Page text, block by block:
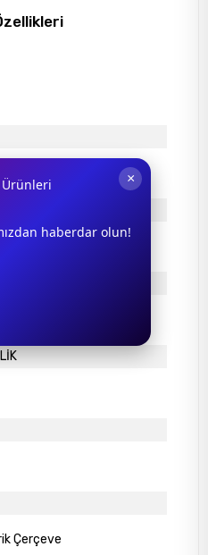
Çerçeve
×
haberdar olun!